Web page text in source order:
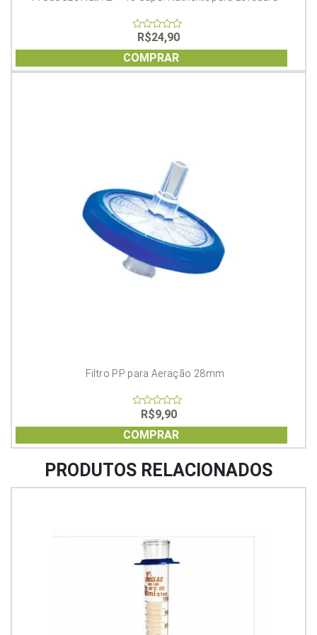
of
5
R$24,90
COMPRAR
Filtro PP para Aeração 28mm
of
5
R$9,90
COMPRAR
PRODUTOS RELACIONADOS